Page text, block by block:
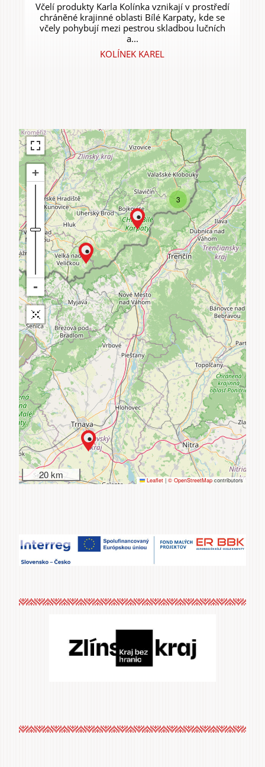
Včelí produkty Karla Kolínka vznikají v prostředí
chráněné krajinné oblasti Bílé Karpaty, kde se
včely pohybují mezi pestrou skladbou lučních
a...
KOLÍNEK KAREL
3
20 km Leaflet | © OpenStreetMap contributors